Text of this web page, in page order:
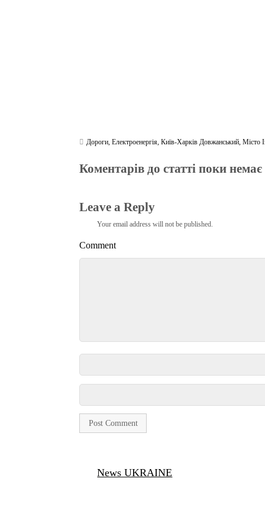
Дороги,Електроенергія,Київ-Харків Довжанський,Місто
Коментарів до статті поки немає
Leave a Reply
Your email address will not be published.
Comment
News UKRAINE